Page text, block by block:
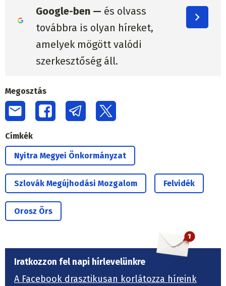
Google-ben — és olvass
továbbra is olyan híreket,
amelyek mögött valódi
szerkesztőség áll.
Megosztás
Címkék
Nyitra Megyei Önkormányzat
Szlovák Megújhodási Mozgalom Felvidék
Orosz Örs
Iratkozzon fel napi hírlevelünkre
A Facebook drasztikusan korlátozza híreink